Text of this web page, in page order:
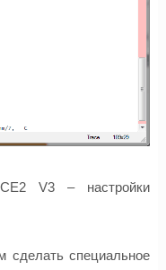
V3 – настройки
специальное